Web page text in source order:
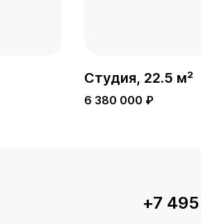
Студия, 22.5 м²
6 380 000 ₽
+7